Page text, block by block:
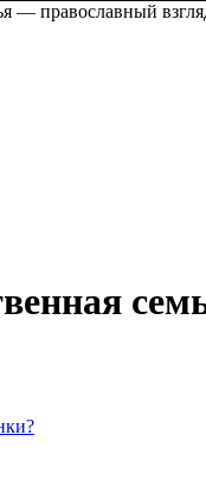
— православный